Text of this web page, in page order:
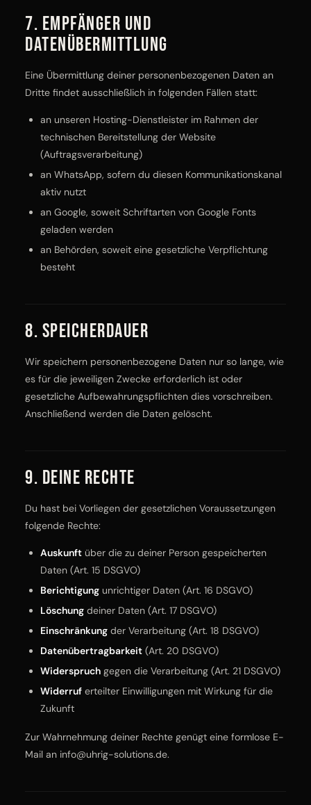
7. Empfänger und
Datenübermittlung
Eine Übermittlung deiner personenbezogenen Daten an
Dritte findet ausschließlich in folgenden Fällen statt:
an unseren Hosting-Dienstleister im Rahmen der
technischen Bereitstellung der Website
(Auftragsverarbeitung)
an WhatsApp, sofern du diesen Kommunikationskanal
aktiv nutzt
an Google, soweit Schriftarten von Google Fonts
geladen werden
an Behörden, soweit eine gesetzliche Verpflichtung
besteht
8. Speicherdauer
Wir speichern personenbezogene Daten nur so lange, wie
es für die jeweiligen Zwecke erforderlich ist oder
gesetzliche Aufbewahrungspflichten dies vorschreiben.
Anschließend werden die Daten gelöscht.
9. Deine Rechte
Du hast bei Vorliegen der gesetzlichen Voraussetzungen
folgende Rechte:
Auskunft über die zu deiner Person gespeicherten
Daten (Art. 15 DSGVO)
Berichtigung unrichtiger Daten (Art. 16 DSGVO)
Löschung deiner Daten (Art. 17 DSGVO)
Einschränkung der Verarbeitung (Art. 18 DSGVO)
Datenübertragbarkeit (Art. 20 DSGVO)
Widerspruch gegen die Verarbeitung (Art. 21 DSGVO)
Widerruf erteilter Einwilligungen mit Wirkung für die
Zukunft
Zur Wahrnehmung deiner Rechte genügt eine formlose E-
Mail an info@uhrig-solutions.de.